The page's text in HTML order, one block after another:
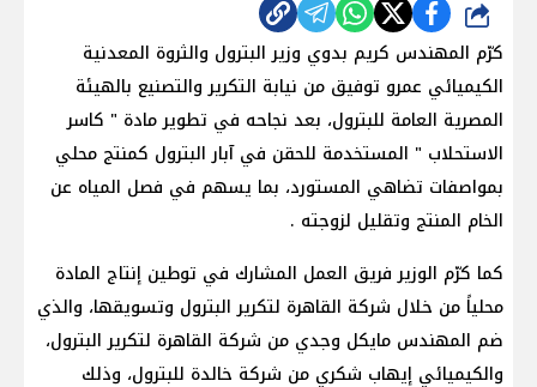
شارك
كرّم المهندس كريم بدوي وزير البترول والثروة المعدنية
الكيميائي عمرو توفيق من نيابة التكرير والتصنيع بالهيئة
المصرية العامة للبترول، بعد نجاحه في تطوير مادة " كاسر
الاستحلاب " المستخدمة للحقن في آبار البترول كمنتج محلي
بمواصفات تضاهي المستورد، بما يسهم في فصل المياه عن
الخام المنتج وتقليل لزوجته .
كما كرّم الوزير فريق العمل المشارك في توطين إنتاج المادة
محلياً من خلال شركة القاهرة لتكرير البترول وتسويقها، والذي
ضم المهندس مايكل وجدي من شركة القاهرة لتكرير البترول،
والكيميائي إيهاب شكري من شركة خالدة للبترول، وذلك